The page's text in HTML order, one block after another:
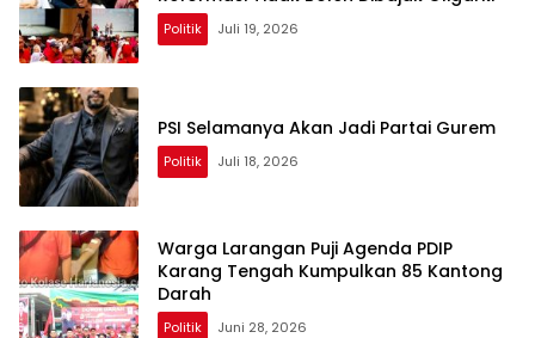
Politik Juli 19, 2026
PSI Selamanya Akan Jadi Partai Gurem
Politik Juli 18, 2026
Warga Larangan Puji Agenda PDIP
Karang Tengah Kumpulkan 85 Kantong
Darah
Politik Juni 28, 2026